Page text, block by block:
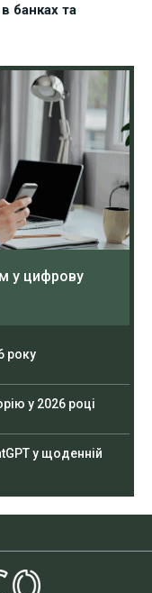
банках та
у цифрову
року
у 2026 році
у щоденній